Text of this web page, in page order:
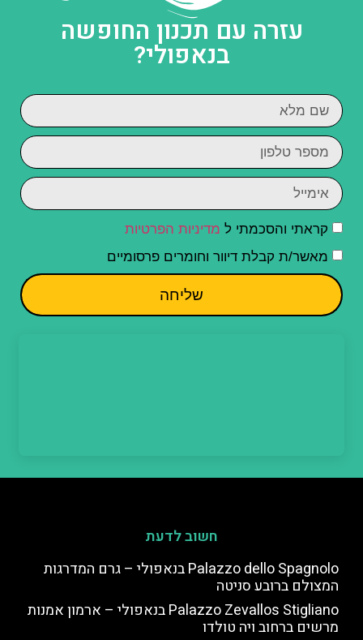
עזרה עם תכנון החופשה
בנאפולי?
קראתי והסכמתי ל מדיניות הפרטיות
מאשר/ת קבלת דיוור וחומרים פרסומיים
שליחה
חשוב לדעת
Palazzo dello Spagnolo בנאפולי – גרם המדרגות
המצולם ברובע סניטה
Palazzo Zevallos Stigliano בנאפולי – ארמון אמנות
מרשים ברחוב ויה טולדו